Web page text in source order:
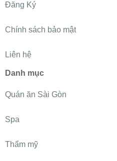
Đăng Ký
Chính sách bảo mật
Liên hệ
Danh mục
Quán ăn Sài Gòn
Spa
Thẩm mỹ